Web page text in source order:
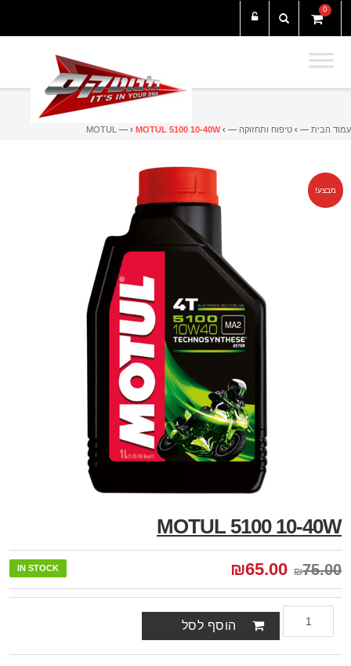
0
עמוד הבית — › טיפוח ותחזוקה — ›
MOTUL — › MOTUL 5100 10-40W
מבצע!
MOTUL 5100 10-40W
₪75.00
₪65.00
IN STOCK
הוסף לסל